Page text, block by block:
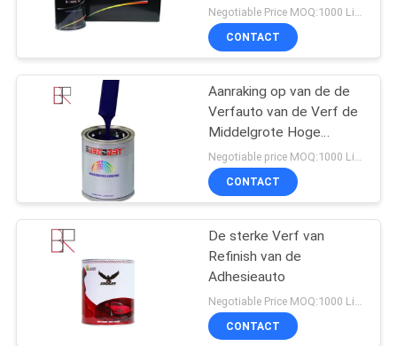
FABRIEKSREIS
KWALITEITSCONTROLE
CONTACTEER
ONS
NIEUWS
VERZOEK
Negotiable Price MOQ:1000 Liter
CONTACT
Aanraking op van de de
Verfauto van de Verf de
Middelgrote Hoge
Concentratie Verf van
Refinish
CONTACT
De sterke Verf van
Refinish van de
Adhesieauto
CONTACT